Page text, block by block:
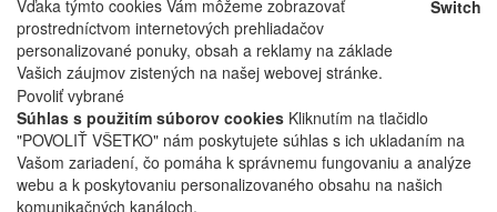
Vďaka týmto cookies Vám môžeme zobrazovať
prostredníctvom internetových prehliadačov
personalizované ponuky, obsah a reklamy na základe
Vašich záujmov zistených na našej webovej stránke.
Switch
Povoliť vybrané
Súhlas s použitím súborov cookies Kliknutím na tlačidlo
"POVOLIŤ VŠETKO" nám poskytujete súhlas s ich ukladaním na
Vašom zariadení, čo pomáha k správnemu fungovaniu a analýze
webu a k poskytovaniu personalizovaného obsahu na našich
komunikačných kanáloch.